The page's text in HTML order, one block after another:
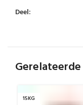
Deel:
15KG